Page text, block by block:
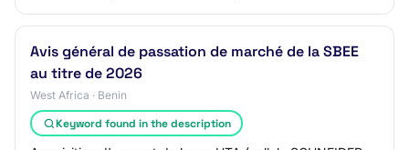
Avis général de passation de marché de la SBEE
au titre de 2026
West Africa · Benin
Keyword found in the description